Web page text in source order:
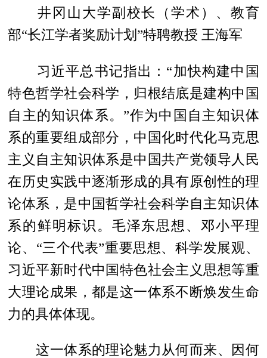
井冈山大学副校长（学术）、教育
部“长江学者奖励计划”特聘教授 王海军
习近平总书记指出：“加快构建中国
特色哲学社会科学，归根结底是建构中国
自主的知识体系。”作为中国自主知识体
系的重要组成部分，中国化时代化马克思
主义自主知识体系是中国共产党领导人民
在历史实践中逐渐形成的具有原创性的理
论体系，是中国哲学社会科学自主知识体
系的鲜明标识。毛泽东思想、邓小平理
论、“三个代表”重要思想、科学发展观、
习近平新时代中国特色社会主义思想等重
大理论成果，都是这一体系不断焕发生命
力的具体体现。
这一体系的理论魅力从何而来、因何